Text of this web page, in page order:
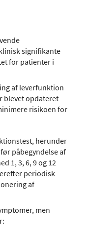
signifikante
for patienter i
af leverfunktion
blevet opdateret
risikoen for
herunder
påbegyndelse af
1, 3, 6, 9 og 12
periodisk
af
men